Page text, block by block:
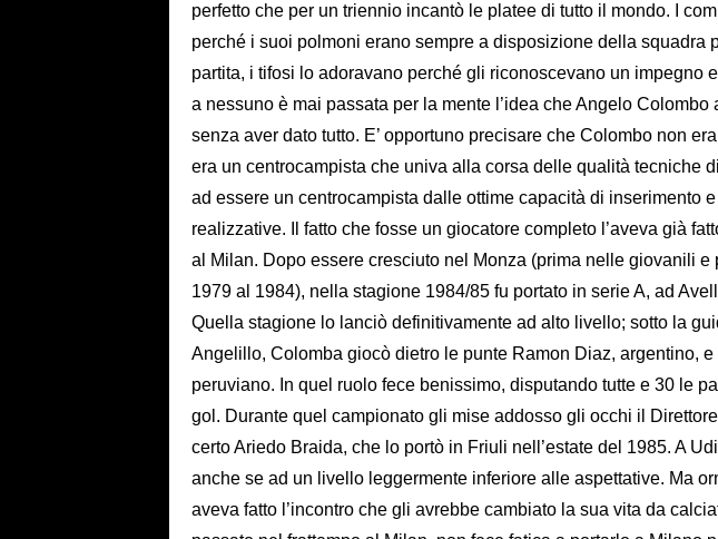
perfetto che per un triennio incantò le platee di tutto il mondo. I
perché i suoi polmoni erano sempre a disposizione della squadra
partita, i tifosi lo adoravano perché gli riconoscevano un impegno
a nessuno è mai passata per la mente l’idea che Angelo Colombo
senza aver dato tutto. E’ opportuno precisare che Colombo non
era un centrocampista che univa alla corsa delle qualità tecniche
ad essere un centrocampista dalle ottime capacità di inserimento
realizzative. Il fatto che fosse un giocatore completo l’aveva già
al Milan. Dopo essere cresciuto nel Monza (prima nelle giovanili e
1979 al 1984), nella stagione 1984/85 fu portato in serie A, ad
Quella stagione lo lanciò definitivamente ad alto livello; sotto la
Angelillo, Colomba giocò dietro le punte Ramon Diaz, argentino,
peruviano. In quel ruolo fece benissimo, disputando tutte e 30 le
gol. Durante quel campionato gli mise addosso gli occhi il
certo Ariedo Braida, che lo portò in Friuli nell’estate del 1985. A
anche se ad un livello leggermente inferiore alle aspettative. Ma
aveva fatto l’incontro che gli avrebbe cambiato la sua vita da